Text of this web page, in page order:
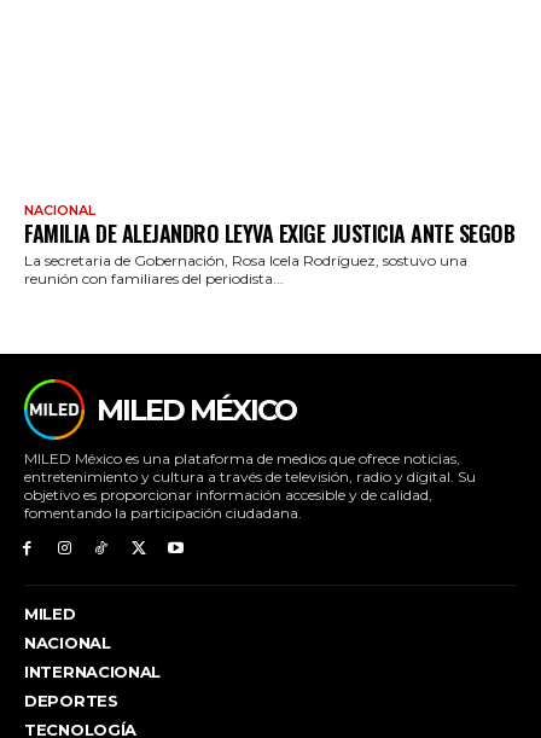
NACIONAL
FAMILIA DE ALEJANDRO LEYVA EXIGE JUSTICIA ANTE SEGOB
La secretaria de Gobernación, Rosa Icela Rodríguez, sostuvo una
reunión con familiares del periodista...
MILED MÉXICO
MILED México es una plataforma de medios que ofrece noticias,
entretenimiento y cultura a través de televisión, radio y digital. Su
objetivo es proporcionar información accesible y de calidad,
fomentando la participación ciudadana.
MILED
NACIONAL
INTERNACIONAL
DEPORTES
TECNOLOGÍA